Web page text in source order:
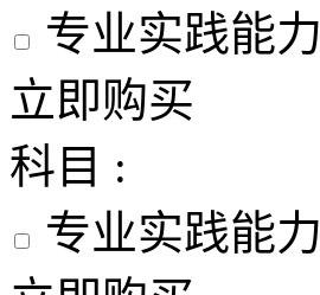
专业实践能力
立即购买
科目 :
专业实践能力